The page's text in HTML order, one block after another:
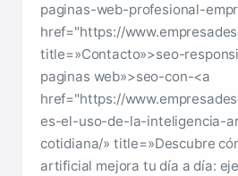
paginas-web-profesional-
href="https://
title=»Contacto»>seo-
paginas web»>seo-con-<a
href="https://
es-el-uso-de-la-inteligencia-
cotidiana/» title=»Descubre
artificial mejora tu día a día: